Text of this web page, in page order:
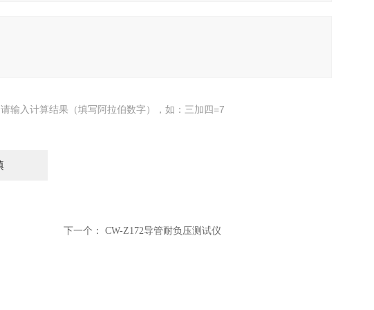
请输入计算结果（填写阿拉伯数字），如：三加四=7
下一个： CW-Z172导管耐负压测试仪